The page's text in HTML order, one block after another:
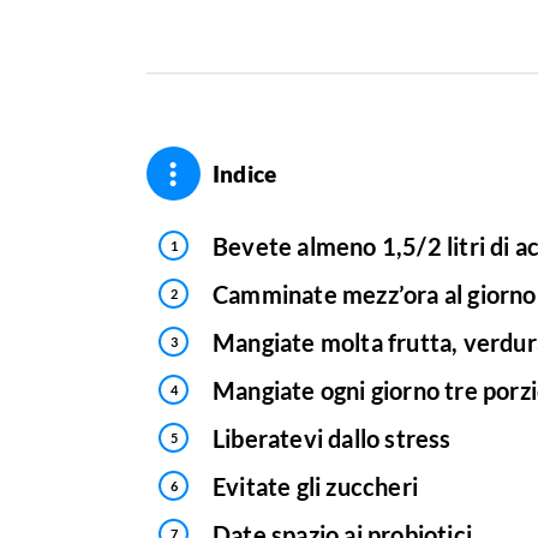
Indice
Bevete almeno 1,5/2 litri di
Camminate mezz’ora al giorno
Mangiate molta frutta,
Mangiate ogni giorno tre
Liberatevi dallo stress
Evitate gli zuccheri